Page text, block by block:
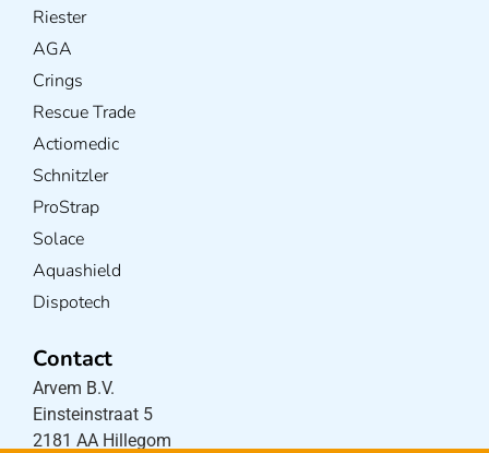
Riester
AGA
Crings
Rescue Trade
Actiomedic
Schnitzler
ProStrap
Solace
Aquashield
Dispotech
Contact
Arvem B.V.
Einsteinstraat 5
2181 AA Hillegom